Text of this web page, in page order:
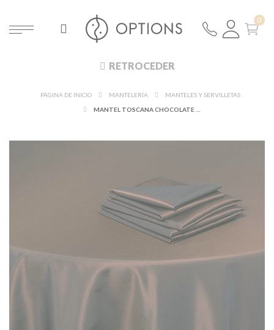
RETROCEDER
PÁGINA DE INICIO MANTELERÍA
MANTELES Y SERVILLETAS